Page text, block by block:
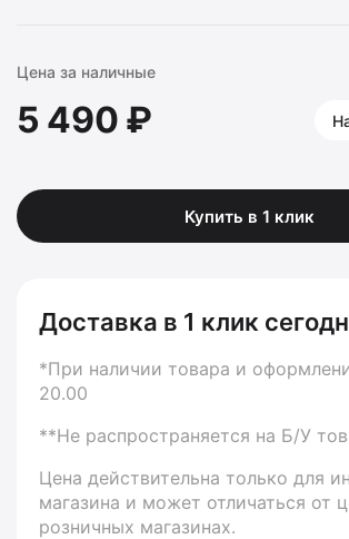
Цена за наличные
5 490 ₽
Купить в 1 клик
Доставка в 1 клик
*При наличии товара и
20.00
**Не распространяется на Б/У
Цена действительна только для
магазина и может отличаться от
розничных магазинах.